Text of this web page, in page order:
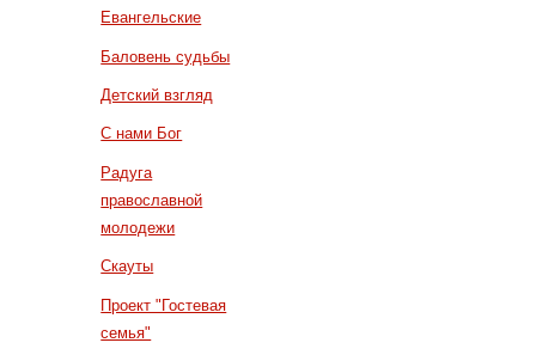
Евангельские
Баловень судьбы
Детский взгляд
С нами Бог
Радуга
православной
молодежи
Скауты
Проект "Гостевая
семья"